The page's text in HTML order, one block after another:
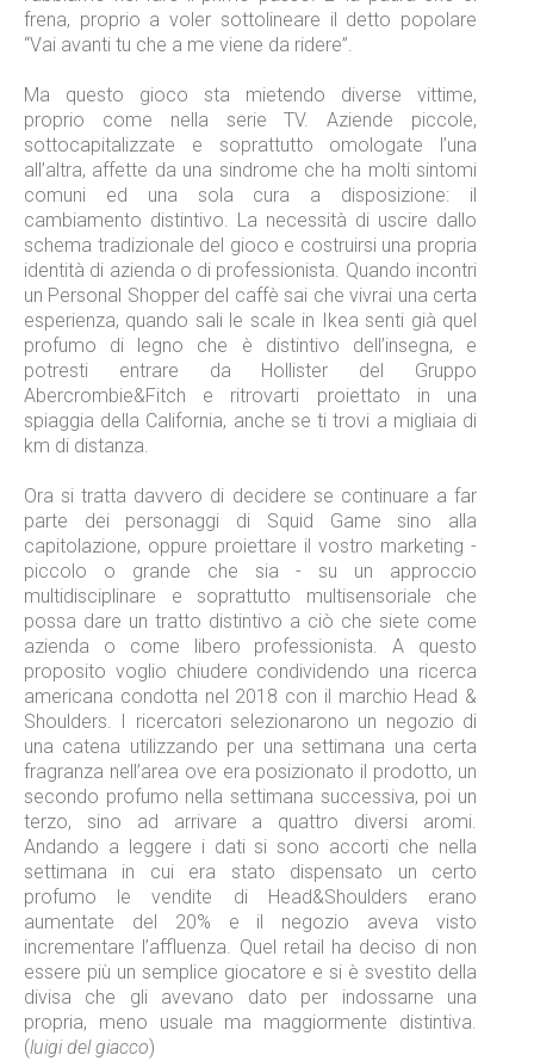
frena, proprio a voler sottolineare il detto popolare
“Vai avanti tu che a me viene da ridere”.
Ma questo gioco sta mietendo diverse vittime,
proprio come nella serie TV. Aziende piccole,
sottocapitalizzate e soprattutto omologate l’una
all’altra, affette da una sindrome che ha molti sintomi
comuni ed una sola cura a disposizione: il
cambiamento distintivo. La necessità di uscire dallo
schema tradizionale del gioco e costruirsi una propria
identità di azienda o di professionista. Quando incontri
un Personal Shopper del caffè sai che vivrai una certa
esperienza, quando sali le scale in Ikea senti già quel
profumo di legno che è distintivo dell’insegna, e
potresti entrare da Hollister del Gruppo
Abercrombie&Fitch e ritrovarti proiettato in una
spiaggia della California, anche se ti trovi a migliaia di
km di distanza.
Ora si tratta davvero di decidere se continuare a far
parte dei personaggi di Squid Game sino alla
capitolazione, oppure proiettare il vostro marketing -
piccolo o grande che sia - su un approccio
multidisciplinare e soprattutto multisensoriale che
possa dare un tratto distintivo a ciò che siete come
azienda o come libero professionista. A questo
proposito voglio chiudere condividendo una ricerca
americana condotta nel 2018 con il marchio Head &
Shoulders. I ricercatori selezionarono un negozio di
una catena utilizzando per una settimana una certa
fragranza nell’area ove era posizionato il prodotto, un
secondo profumo nella settimana successiva, poi un
terzo, sino ad arrivare a quattro diversi aromi.
Andando a leggere i dati si sono accorti che nella
settimana in cui era stato dispensato un certo
profumo le vendite di Head&Shoulders erano
aumentate del 20% e il negozio aveva visto
incrementare l’affluenza. Quel retail ha deciso di non
essere più un semplice giocatore e si è svestito della
divisa che gli avevano dato per indossarne una
propria, meno usuale ma maggiormente distintiva.
(luigi del giacco)